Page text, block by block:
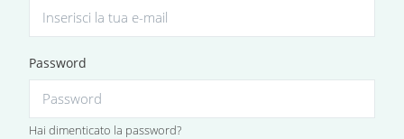
Password
Hai dimenticato la password?